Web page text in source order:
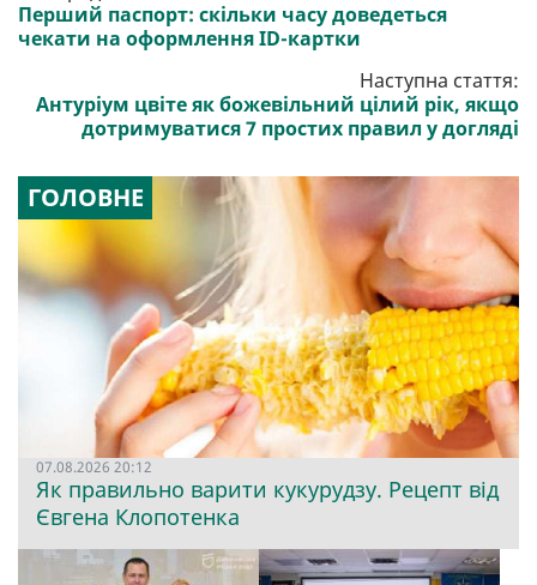
Перший паспорт: скільки часу доведеться
чекати на оформлення ID-картки
Наступна стаття:
Антуріум цвіте як божевільний цілий рік, якщо
дотримуватися 7 простих правил у догляді
ГОЛОВНЕ
07.08.2026 20:12
Як правильно варити кукурудзу. Рецепт від
Євгена Клопотенка